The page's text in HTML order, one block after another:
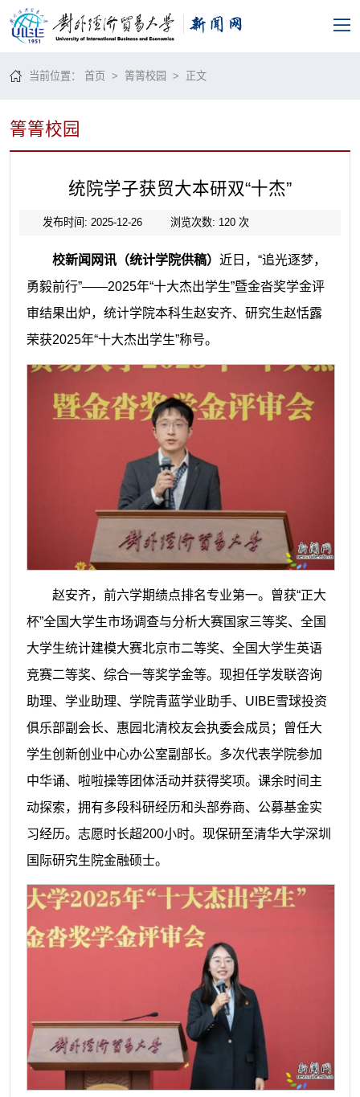
当前位置：首页 >箐箐校园 > 正文
箐箐校园
统院学子获贸大本研双“十杰”
发布时间: 2025-12-26 浏览次数: 120次
校新闻网讯（统计学院供稿） 近日，“追光逐梦，
勇毅前行”——2025年“十大杰出学生”暨金沓奖学金评
审结果出炉，统计学院本科生赵安齐、研究生赵恬露
荣获2025年“十大杰出学生”称号。
赵安齐，前六学期绩点排名专业第一。曾获“正大
杯”全国大学生市场调查与分析大赛国家三等奖、全国
大学生统计建模大赛北京市二等奖、全国大学生英语
竞赛二等奖、综合一等奖学金等。现担任学发联咨询
助理、学业助理、学院青蓝学业助手、UIBE雪球投资
俱乐部副会长、惠园北清校友会执委会成员；曾任大
学生创新创业中心办公室副部长。多次代表学院参加
中华诵、啦啦操等团体活动并获得奖项。课余时间主
动探索，拥有多段科研经历和头部券商、公募基金实
习经历。志愿时长超200小时。现保研至清华大学深圳
国际研究生院金融硕士。